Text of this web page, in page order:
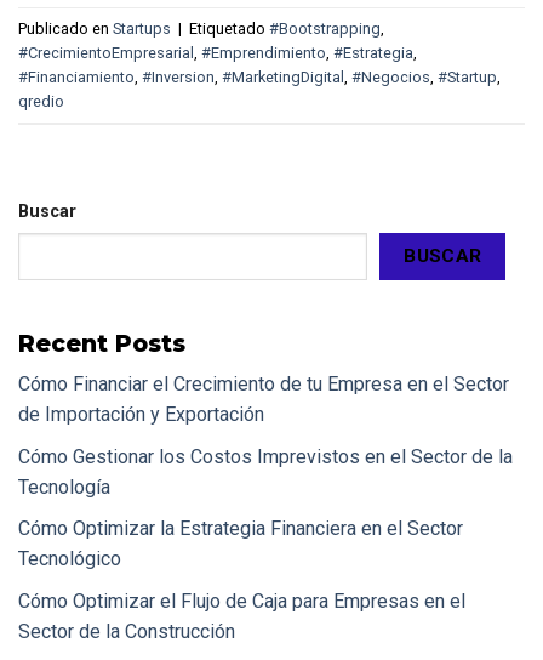
Publicado en Startups | Etiquetado #Bootstrapping
#CrecimientoEmpresarial #Emprendimiento #Estrategia
#Financiamiento #Inversion #MarketingDigital #Negocios #Startup
qredio
Buscar
BUSCAR
Recent Posts
Cómo Financiar el Crecimiento de tu Empresa en el Sector
de Importación y Exportación
Cómo Gestionar los Costos Imprevistos en el Sector de la
Tecnología
Cómo Optimizar la Estrategia Financiera en el Sector
Tecnológico
Cómo Optimizar el Flujo de Caja para Empresas en el
Sector de la Construcción